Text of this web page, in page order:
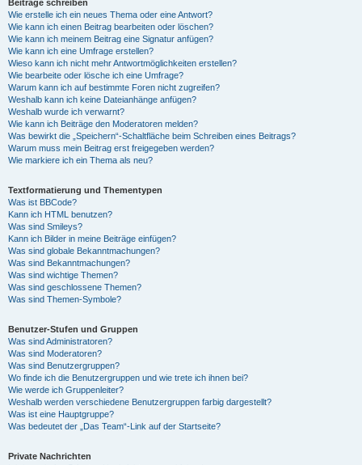
Beiträge schreiben
Wie erstelle ich ein neues Thema oder eine Antwort?
Wie kann ich einen Beitrag bearbeiten oder löschen?
Wie kann ich meinem Beitrag eine Signatur anfügen?
Wie kann ich eine Umfrage erstellen?
Wieso kann ich nicht mehr Antwortmöglichkeiten erstellen?
Wie bearbeite oder lösche ich eine Umfrage?
Warum kann ich auf bestimmte Foren nicht zugreifen?
Weshalb kann ich keine Dateianhänge anfügen?
Weshalb wurde ich verwarnt?
Wie kann ich Beiträge den Moderatoren melden?
Was bewirkt die „Speichern“-Schaltfläche beim Schreiben eines Beitrags?
Warum muss mein Beitrag erst freigegeben werden?
Wie markiere ich ein Thema als neu?
Textformatierung und Thementypen
Was ist BBCode?
Kann ich HTML benutzen?
Was sind Smileys?
Kann ich Bilder in meine Beiträge einfügen?
Was sind globale Bekanntmachungen?
Was sind Bekanntmachungen?
Was sind wichtige Themen?
Was sind geschlossene Themen?
Was sind Themen-Symbole?
Benutzer-Stufen und Gruppen
Was sind Administratoren?
Was sind Moderatoren?
Was sind Benutzergruppen?
Wo finde ich die Benutzergruppen und wie trete ich ihnen bei?
Wie werde ich Gruppenleiter?
Weshalb werden verschiedene Benutzergruppen farbig dargestellt?
Was ist eine Hauptgruppe?
Was bedeutet der „Das Team“-Link auf der Startseite?
Private Nachrichten